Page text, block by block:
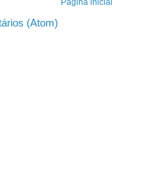
(Atom)